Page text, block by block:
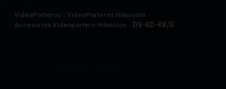
VideoPorteros
VideoPorteros Hikvision
Accesorios Videoportero Hikvision
DS-KD-KK/S